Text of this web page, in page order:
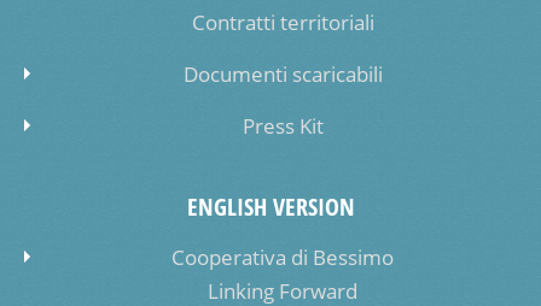
Contratti territoriali
Documenti scaricabili
Press Kit
ENGLISH VERSION
Cooperativa di Bessimo
Linking Forward